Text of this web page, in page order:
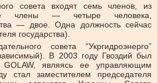
совета входят семь членов, из
члены — четыре человека,
— двое. Одна должность сейчас
государства).
совета “Укргидроэнерго”
В 2003 году Гвоздий был
являясь ее управляющим
стал заместителем председателя